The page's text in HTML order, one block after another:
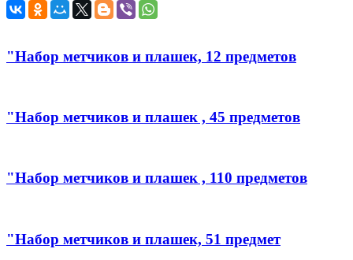
"Набор метчиков и плашек, 12 предметов
"Набор метчиков и плашек , 45 предметов
"Набор метчиков и плашек , 110 предметов
"Набор метчиков и плашек, 51 предмет